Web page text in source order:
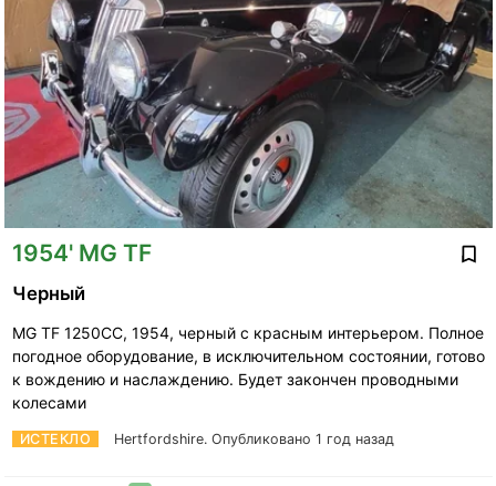
1954' MG TF
ИСТЕКЛО Hertfordshire. Опубликовано 1 год назад
Черный
MG TF 1250CC, 1954, черный с красным интерьером. Полное
погодное оборудование, в исключительном состоянии, готово
к вождению и наслаждению. Будет закончен проводными
колесами